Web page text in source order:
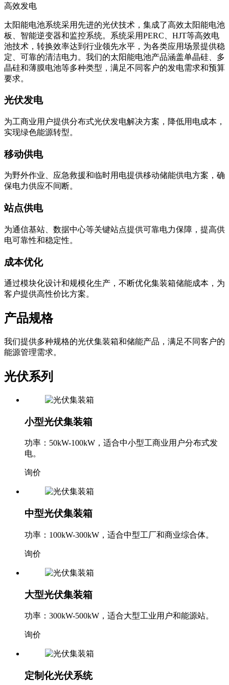
高效发电
太阳能电池系统采用先进的光伏技术，集成了高效太阳能电池
板、智能逆变器和监控系统。系统采用PERC、HJT等高效电
池技术，转换效率达到行业领先水平，为各类应用场景提供稳
定、可靠的清洁电力。我们的太阳能电池产品涵盖单晶硅、多
晶硅和薄膜电池等多种类型，满足不同客户的发电需求和预算
要求。
光伏发电
为工商业用户提供分布式光伏发电解决方案，降低用电成本，
实现绿色能源转型。
移动供电
为野外作业、应急救援和临时用电提供移动储能供电方案，确
保电力供应不间断。
站点供电
为通信基站、数据中心等关键站点提供可靠电力保障，提高供
电可靠性和稳定性。
成本优化
通过模块化设计和规模化生产，不断优化集装箱储能成本，为
客户提供高性价比方案。
产品规格
我们提供多种规格的光伏集装箱和储能产品，满足不同客户的
能源管理需求。
光伏系列
小型光伏集装箱
功率：50kW-100kW，适合中小型工商业用户分布式发
电。
询价
中型光伏集装箱
功率：100kW-300kW，适合中型工厂和商业综合体。
询价
大型光伏集装箱
功率：300kW-500kW，适合大型工业用户和能源站。
询价
定制化光伏系统